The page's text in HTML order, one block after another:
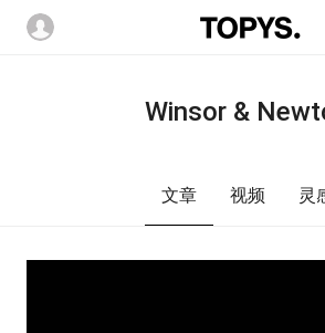
Winsor &
文章 视频 灵